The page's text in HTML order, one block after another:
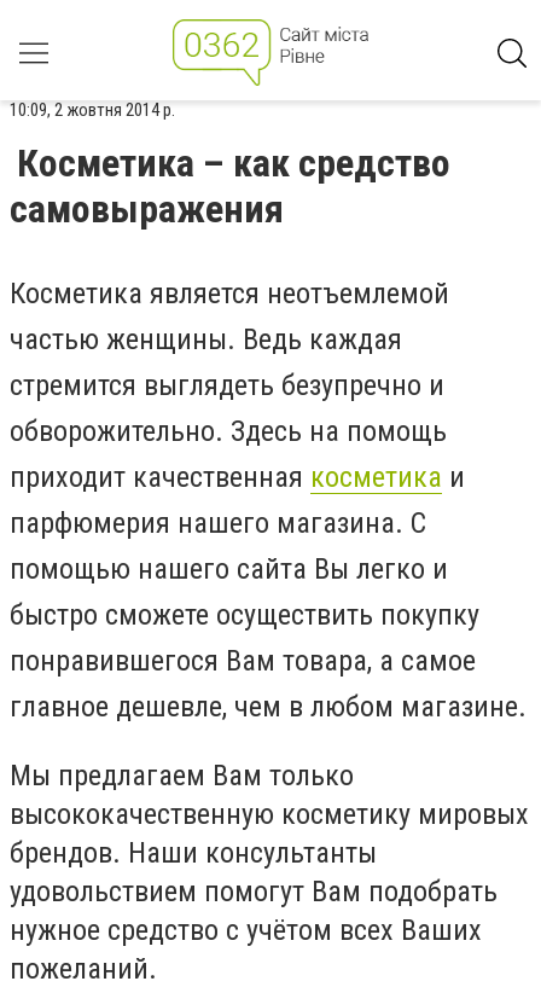
10:09, 2 жовтня 2014 р.
Косметика – как средство
самовыражения
Косметика является неотъемлемой
частью женщины. Ведь каждая
стремится выглядеть безупречно и
обворожительно. Здесь на помощь
приходит качественная косметика и
парфюмерия нашего магазина. С
помощью нашего сайта Вы легко и
быстро сможете осуществить покупку
понравившегося Вам товара, а самое
главное дешевле, чем в любом магазине.
Мы предлагаем Вам только
высококачественную косметику мировых
брендов. Наши консультанты
удовольствием помогут Вам подобрать
нужное средство с учётом всех Ваших
пожеланий.